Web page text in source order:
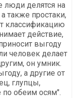
люди делятся на
также простаки,
классификацию
действие,
выгоду
человек делает
он умник.
а другие от
глупцы,
по обеим осям".